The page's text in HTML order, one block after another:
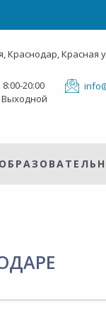
Краснодар, Красная
20:00